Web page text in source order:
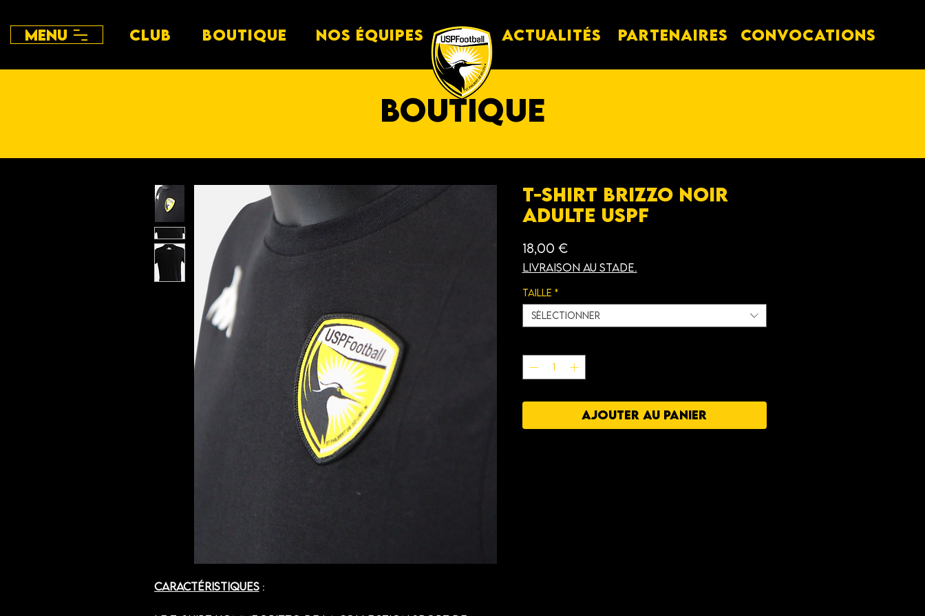
Menu CLUB BOUTIQUE Nos équipes Actualités PARTENAIRES Convocations
boutique
Caractéristiques:
T-shirt Brizzo Noir
Adulte USPF
18,00 €Prix
Livraison au stade.
Taille *
Sélectionner
AJOUTER AU PANIER